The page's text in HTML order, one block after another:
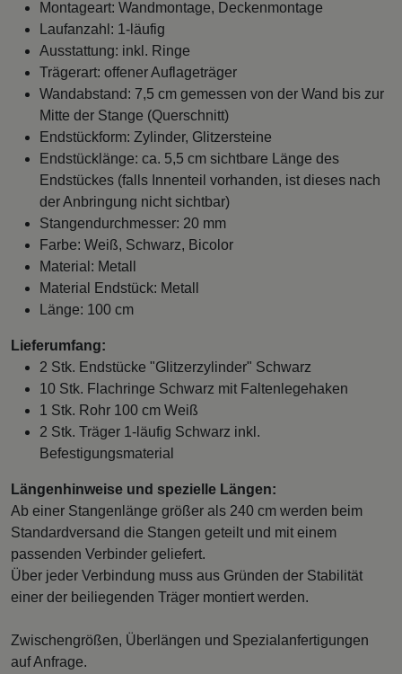
Montageart: Wandmontage, Deckenmontage
Laufanzahl: 1-läufig
Ausstattung: inkl. Ringe
Trägerart: offener Auflageträger
Wandabstand: 7,5 cm gemessen von der Wand bis zur
Mitte der Stange (Querschnitt)
Endstückform: Zylinder, Glitzersteine
Endstücklänge: ca. 5,5 cm sichtbare Länge des
Endstückes (falls Innenteil vorhanden, ist dieses nach
der Anbringung nicht sichtbar)
Stangendurchmesser: 20 mm
Farbe: Weiß, Schwarz, Bicolor
Material: Metall
Material Endstück: Metall
Länge: 100 cm
Lieferumfang:
2 Stk. Endstücke "Glitzerzylinder" Schwarz
10 Stk. Flachringe Schwarz mit Faltenlegehaken
1 Stk. Rohr 100 cm Weiß
2 Stk. Träger 1-läufig Schwarz inkl.
Befestigungsmaterial
Längenhinweise und spezielle Längen:
Ab einer Stangenlänge größer als 240 cm werden beim
Standardversand die Stangen geteilt und mit einem
passenden Verbinder geliefert.
Über jeder Verbindung muss aus Gründen der Stabilität
einer der beiliegenden Träger montiert werden.
Zwischengrößen, Überlängen und Spezialanfertigungen
auf Anfrage.